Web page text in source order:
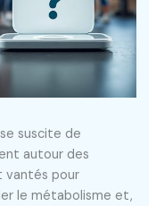
suscite de
autour des
vantés pour
le métabolisme et,